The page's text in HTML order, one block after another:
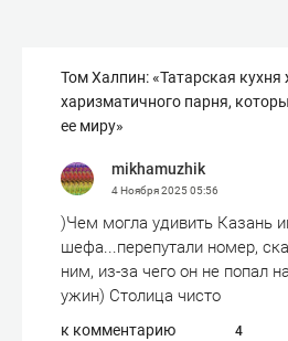
Том Халпин: «Татарская кухня
харизматичного парня,
ее миру»
mikhamuzhik
4 Ноября 202505:56
)Чем могла удивить Казань
шефа...перепутали номер,
ним, из-за чего он не попал
ужин) Столица чисто
к комментарию 4